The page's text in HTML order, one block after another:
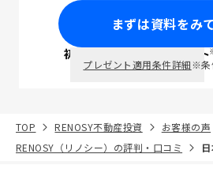
まずは資料をみ
初回面談で ポイント
プレゼント適用条件詳細※条
TOP RENOSY不動産投資
お客様の声
RENOSY（リノシー）の評判・口コミ